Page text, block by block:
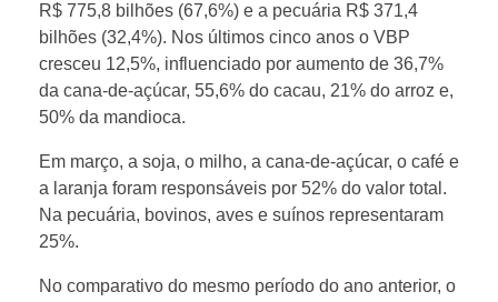
l
o
r
b
r
R$ 775,8 bilhões (67,6%) e a pecuária R$ 371,4
bilhões (32,4%). Nos últimos cinco anos o VBP
cresceu 12,5%, influenciado por aumento de 36,7%
da cana-de-açúcar, 55,6% do cacau, 21% do arroz e,
50% da mandioca.
Em março, a soja, o milho, a cana-de-açúcar, o café e
a laranja foram responsáveis por 52% do valor total.
Na pecuária, bovinos, aves e suínos representaram
25%.
No comparativo do mesmo período do ano anterior, o